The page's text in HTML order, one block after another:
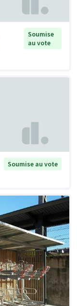
Soumise
au vote
Soumise au vote